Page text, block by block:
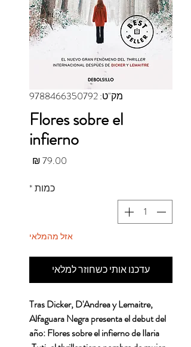
מק"ט: 9788466350792
Flores sobre el
infierno
כמות*
אזל מהמלאי
עדכנו אותי כשחוזר למלאי
Tras Dicker, D'Andrea y Lemaitre,
Alfaguara Negra presenta el debut del
año: Flores sobre el infierno de Ilaria